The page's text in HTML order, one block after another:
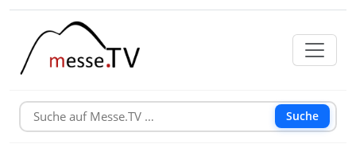
Suche